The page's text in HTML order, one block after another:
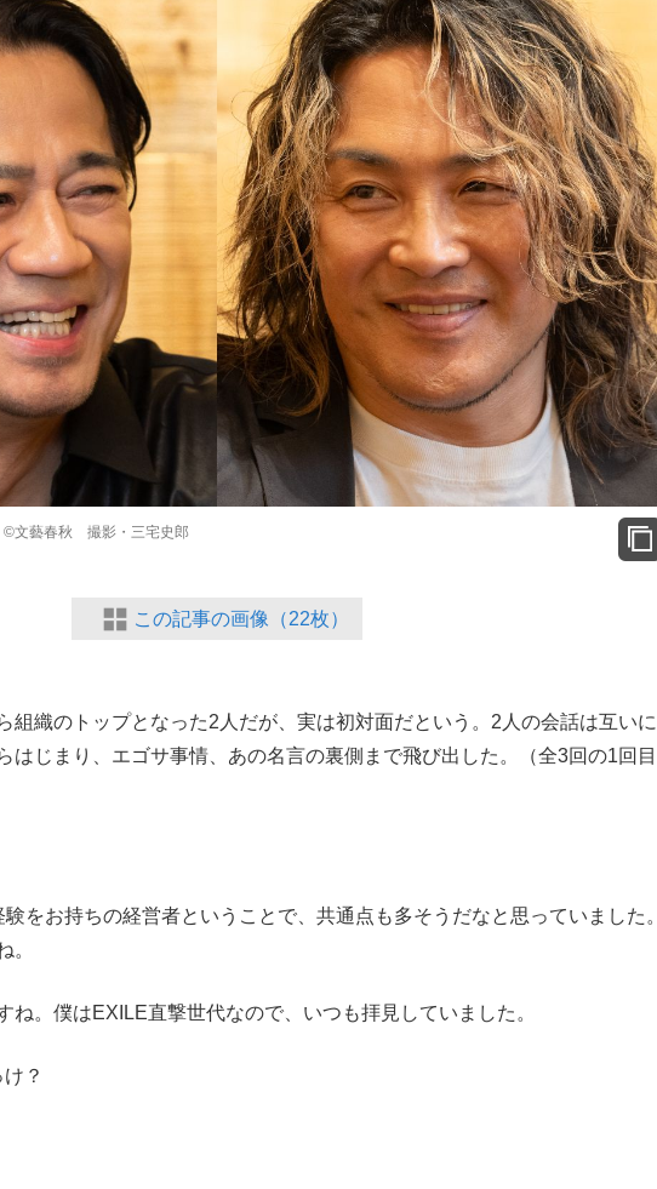
文藝春秋 撮影・三宅史郎
この記事の画像（22枚）
織のトップとなった2人だが、実は初対面だという。2人の会話は互いに
はじまり、エゴサ事情、あの名言の裏側まで飛び出した。（全3回の1回目
をお持ちの経営者ということで、共通点も多そうだなと思っていました。
。
。僕はEXILE直撃世代なので、いつも拝見していました。
？